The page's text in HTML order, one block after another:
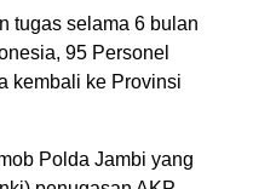
tugas selama 6 bulan
95 Personel
kembali ke Provinsi
Polda Jambi yang